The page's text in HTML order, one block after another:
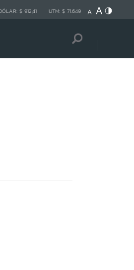
$ 912,41 UTM: $ 71.649